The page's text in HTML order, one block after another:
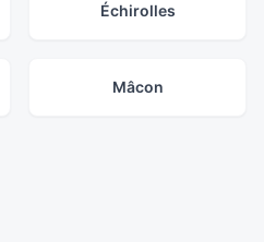
Échirolles
Mâcon